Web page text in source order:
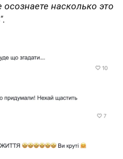
насколько это